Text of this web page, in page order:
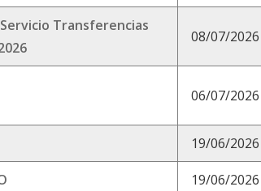
Transferencias
08/07/2026
06/07/2026
19/06/2026
19/06/2026